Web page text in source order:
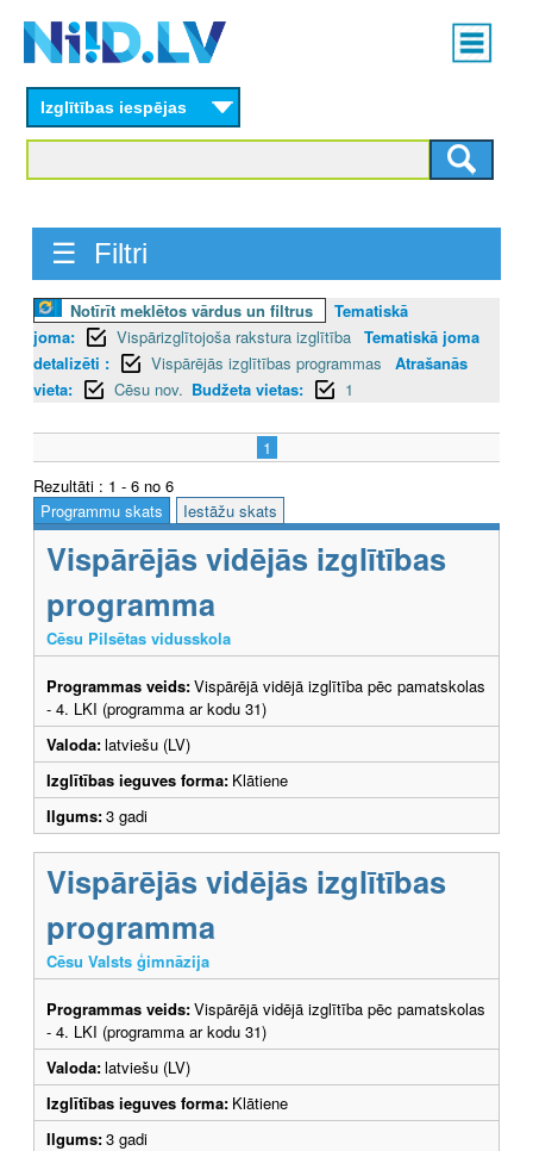
content
Main
menu
Izglītības iespējas
☰ Filtri
Notīrīt meklētos vārdus un filtrus
Tematiskā
joma:
Vispārizglītojoša rakstura izglītība Tematiskā joma
detalizēti :
Vispārējās izglītības programmas
Atrašanās
vieta:
Cēsu nov. Budžeta vietas: 1
1
Rezultāti : 1 - 6 no 6
Programmu skats
Iestāžu skats
Vispārējās vidējās izglītības
programma
Cēsu Pilsētas vidusskola
Programmas veids:Vispārējā vidējā izglītība pēc pamatskolas
- 4. LKI (programma ar kodu 31)
Valoda:latviešu (LV)
Izglītības ieguves forma: Klātiene
Ilgums:3 gadi
Vispārējās vidējās izglītības
programma
Cēsu Valsts ģimnāzija
Programmas veids:Vispārējā vidējā izglītība pēc pamatskolas
- 4. LKI (programma ar kodu 31)
Valoda:latviešu (LV)
Izglītības ieguves forma: Klātiene
Ilgums:3 gadi